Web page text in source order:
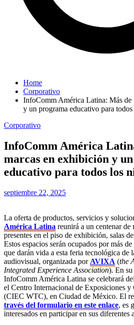
Home
Corporativo
InfoComm América Latina: Más de
y un programa educativo para
Corporativo
InfoComm América
marcas en exhibición y
educativo para todos los
septiembre 22, 2025
La oferta de productos, servicios y
América Latina reunirá a un centenar de
presentes en el piso de exhibición, salas
Estos espacios serán ocupados por más
que darán vida a esta feria tecnológica de
audiovisual, organizada por AVIXA (the
Integrated Experience Association). En
InfoComm América Latina se celebrará
el Centro Internacional de Exposiciones
(CIEC WTC), en Ciudad de México. El
través del formulario en este enlace, es
interesados en participar en sus diferentes